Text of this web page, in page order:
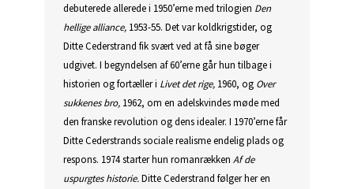
debuterede allerede i 1950’erne med trilogien Den
hellige alliance, 1953-55. Det var koldkrigstider, og
Ditte Cederstrand fik svært ved at få sine bøger
udgivet. I begyndelsen af 60’erne går hun tilbage i
historien og fortæller i Livet det rige, 1960, og Over
sukkenes bro, 1962, om en adelskvindes møde med
den franske revolution og dens idealer. I 1970’erne får
Ditte Cederstrands sociale realisme endelig plads og
respons. 1974 starter hun romanrækken Af de
uspurgtes historie.Ditte Cederstrand følger her en